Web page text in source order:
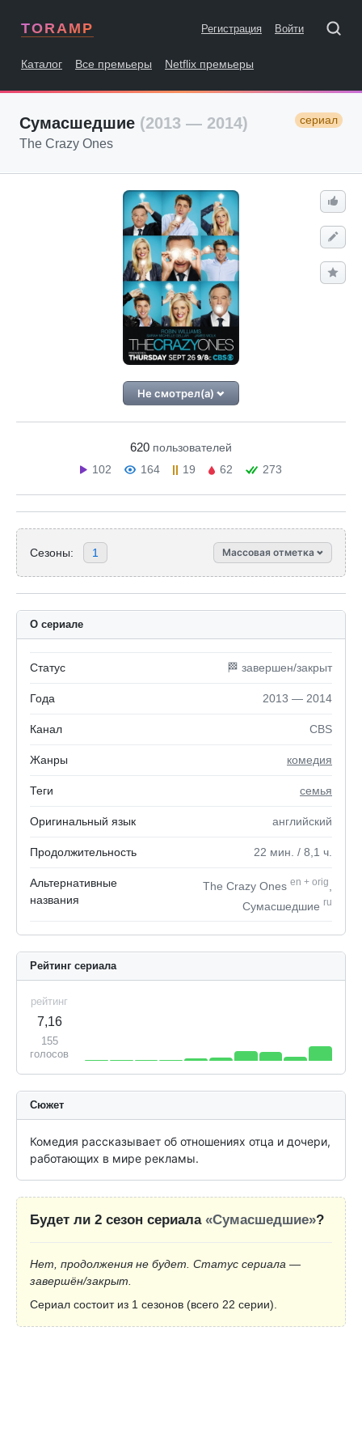
TORAMP Регистрация Войти
Каталог Все премьеры Netflix премьеры
Сумасшедшие (2013 — 2014) сериал
The Crazy Ones
Не смотрел(а)
620 пользователей
102
164 19 62 273
Сезоны: 1 Массовая отметка
О сериале
Статус 🏁 завершен/закрыт
Года 2013 — 2014
Канал CBS
Жанры комедия
Теги семья
Оригинальный язык английский
Продолжительность 22 мин. / 8,1 ч.
Альтернативные
названия
The Crazy Ones en + orig
Сумасшедшие ru
Рейтинг сериала
рейтинг
7,16
155
голосов
Сюжет
Комедия рассказывает об отношениях отца и дочери,
работающих в мире рекламы.
Будет ли 2 сезон сериала «Сумасшедшие»?
Нет, продолжения не будет. Статус сериала —
завершён/закрыт.
Сериал состоит из 1 сезонов (всего 22 серии).